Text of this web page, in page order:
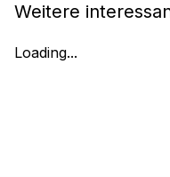
Weitere
Loading...